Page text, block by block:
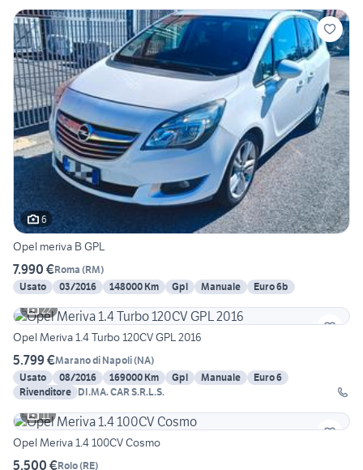
6
Opel meriva B GPL
7.990 €Roma (RM)
Usato
03/2016 148000 Km Gpl Manuale
Euro 6b
22
Opel Meriva 1.4 Turbo 120CV GPL 2016
5.799 €Marano di Napoli(NA)
Usato
08/2016 169000 Km Gpl Manuale
Euro 6
Rivenditore DI.MA. CAR S.R.L.S.
11
Opel Meriva 1.4 100CV Cosmo
5.500 €Rolo(RE)